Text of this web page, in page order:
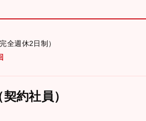
全週休2日制）
約社員）